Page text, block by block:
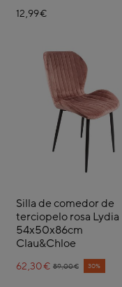
12,99€
Silla de comedor de
terciopelo rosa Lydia
54x50x86cm
Clau&Chloe
Price reduced
89,00€
to 30%
62,30€